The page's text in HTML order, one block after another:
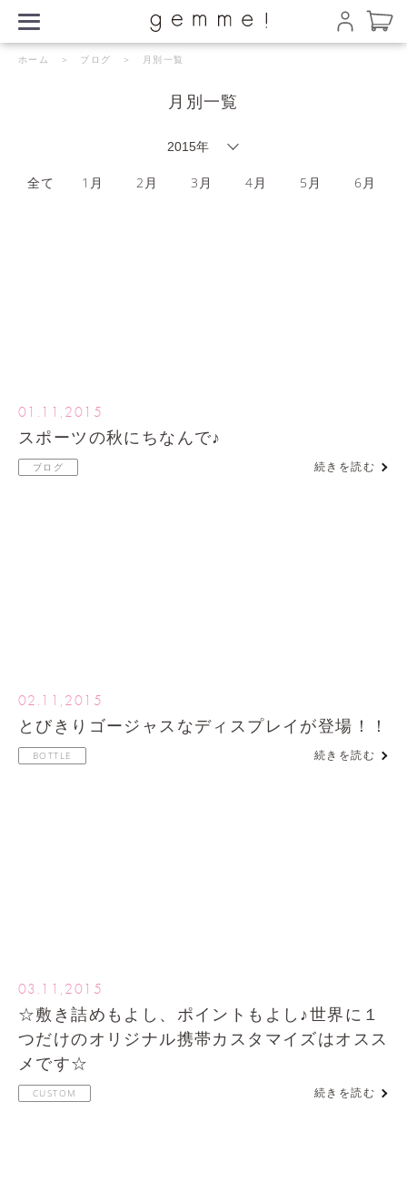
ホーム ＞ ブログ ＞ 月別一覧
月別一覧
全て 1月 2月 3月 4月 5月 6月
01.11,2015
スポーツの秋にちなんで♪
ブログ 続きを読む
02.11,2015
とびきりゴージャスなディスプレイが登場！！
BOTTLE 続きを読む
03.11,2015
☆敷き詰めもよし、ポイントもよし♪世界に１
つだけのオリジナル携帯カスタマイズはオスス
メです☆
CUSTOM 続きを読む